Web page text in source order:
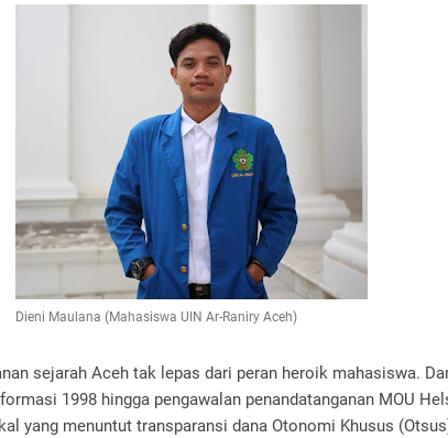
Dieni Maulana (Mahasiswa UIN Ar-Raniry Aceh)
sejarah Aceh tak lepas dari peran heroik mahasiswa.
1998 hingga pengawalan penandatanganan MOU
yang menuntut transparansi dana Otonomi Khusus